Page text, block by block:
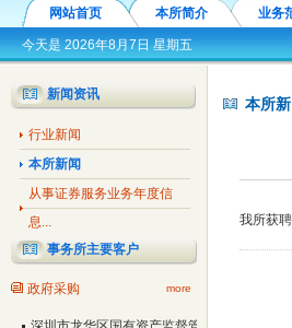
丨永信国际所成员踊跃捐款支援疫情防控 校所
价百强 参观党群服务中心 增强自身党性意识 我
建设公司、深圳音乐厅、深圳大剧院、深圳市粤
科植物保护研究中心原法定代表人刘仲健任期经济
所中标广东省丝绸纺织集团有限公司及下属公司审
市宝安区石岩街道办事处委托，并对其辖社区25
服务类预选承包商。 我所中标深圳市政府采购会
区财政局审计项目协审单位
网站首页 本所简介 业务
今天是2026年8月7日 星期五
新闻资讯
行业新闻
本所新闻
从事证券服务业务年度信
息...
事务所主要客户
政府采购 more
本所
我所获